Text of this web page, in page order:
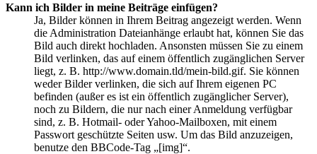
Kann ich Bilder in meine Beiträge einfügen?
Ja, Bilder können in Ihrem Beitrag angezeigt werden. Wenn
die Administration Dateianhänge erlaubt hat, können Sie das
Bild auch direkt hochladen. Ansonsten müssen Sie zu einem
Bild verlinken, das auf einem öffentlich zugänglichen Server
liegt, z. B. http://www.domain.tld/mein-bild.gif. Sie können
weder Bilder verlinken, die sich auf Ihrem eigenen PC
befinden (außer es ist ein öffentlich zugänglicher Server),
noch zu Bildern, die nur nach einer Anmeldung verfügbar
sind, z. B. Hotmail- oder Yahoo-Mailboxen, mit einem
Passwort geschützte Seiten usw. Um das Bild anzuzeigen,
benutze den BBCode-Tag „[img]“.